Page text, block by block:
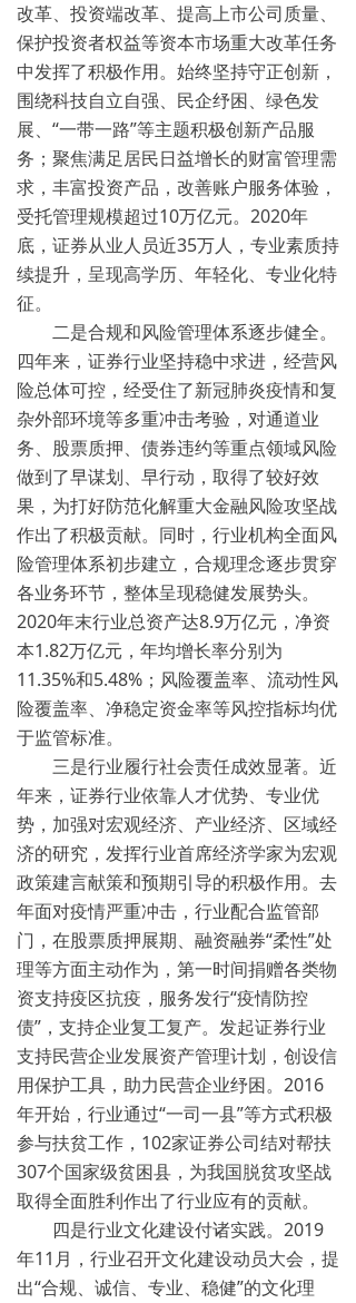
改革、投资端改革、提高上市公司质量、
保护投资者权益等资本市场重大改革任务
中发挥了积极作用。始终坚持守正创新，
围绕科技自立自强、民企纾困、绿色发
展、“一带一路”等主题积极创新产品服
务；聚焦满足居民日益增长的财富管理需
求，丰富投资产品，改善账户服务体验，
受托管理规模超过10万亿元。2020年
底，证券从业人员近35万人，专业素质持
续提升，呈现高学历、年轻化、专业化特
征。
二是合规和风险管理体系逐步健全。
四年来，证券行业坚持稳中求进，经营风
险总体可控，经受住了新冠肺炎疫情和复
杂外部环境等多重冲击考验，对通道业
务、股票质押、债券违约等重点领域风险
做到了早谋划、早行动，取得了较好效
果，为打好防范化解重大金融风险攻坚战
作出了积极贡献。同时，行业机构全面风
险管理体系初步建立，合规理念逐步贯穿
各业务环节，整体呈现稳健发展势头。
2020年末行业总资产达8.9万亿元，净资
本1.82万亿元，年均增长率分别为
11.35%和5.48%；风险覆盖率、流动性风
险覆盖率、净稳定资金率等风控指标均优
于监管标准。
三是行业履行社会责任成效显著。 近
年来，证券行业依靠人才优势、专业优
势，加强对宏观经济、产业经济、区域经
济的研究，发挥行业首席经济学家为宏观
政策建言献策和预期引导的积极作用。去
年面对疫情严重冲击，行业配合监管部
门，在股票质押展期、融资融券“柔性”处
理等方面主动作为，第一时间捐赠各类物
资支持疫区抗疫，服务发行“疫情防控
债”，支持企业复工复产。发起证券行业
支持民营企业发展资产管理计划，创设信
用保护工具，助力民营企业纾困。2016
年开始，行业通过“一司一县”等方式积极
参与扶贫工作，102家证券公司结对帮扶
307个国家级贫困县，为我国脱贫攻坚战
取得全面胜利作出了行业应有的贡献。
四是行业文化建设付诸实践。 2019
年11月，行业召开文化建设动员大会，提
出“合规、诚信、专业、稳健”的文化理